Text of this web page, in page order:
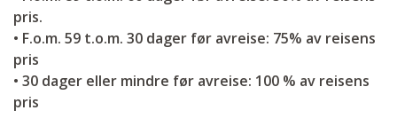
pris.
• F.o.m. 59 t.o.m. 30 dager før avreise: 75% av reisens
pris
• 30 dager eller mindre før avreise: 100 % av reisens
pris